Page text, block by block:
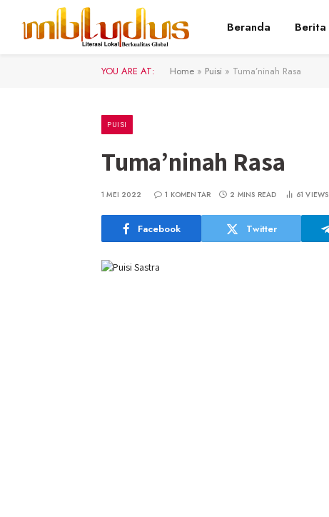
Beranda Berita
YOU ARE AT: Home » Puisi » Tuma’ninah Rasa
PUISI
Tuma’ninah Rasa
1 MEI 2022 1 KOMENTAR 2 MINS READ 61VIEWS
Facebook Twitter